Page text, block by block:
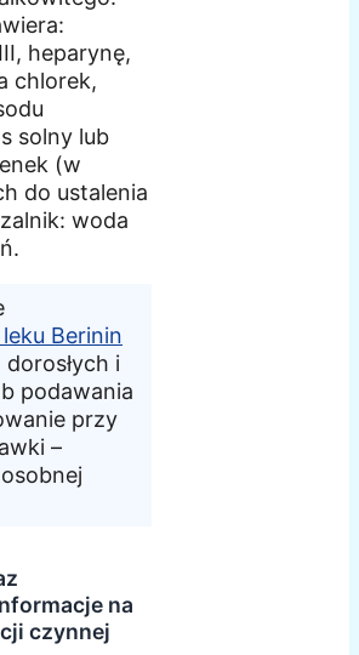
heparynę,
chlorek,
solny lub
(w
do ustalenia
woda
Berinin
i
podawania
przy
–
na
czynnej